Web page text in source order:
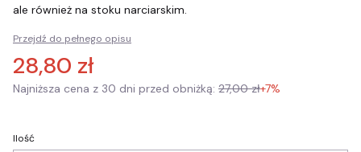
ale również na stoku narciarskim.
Przejdź do pełnego opisu
28,80 zł
Najniższa cena z 30 dni przed obniżką: 27,00 zł+7%
Ilość